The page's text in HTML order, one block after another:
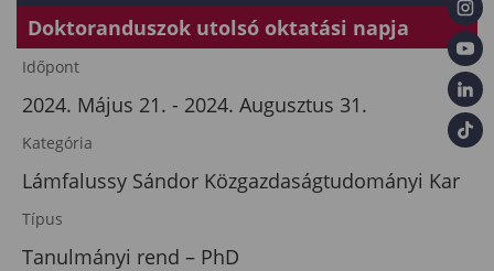
Doktoranduszok utolsó oktatási napja
Időpont
2024. Május 21. - 2024. Augusztus 31.
Kategória
Lámfalussy Sándor Közgazdaságtudományi Kar
Típus
Tanulmányi rend – PhD